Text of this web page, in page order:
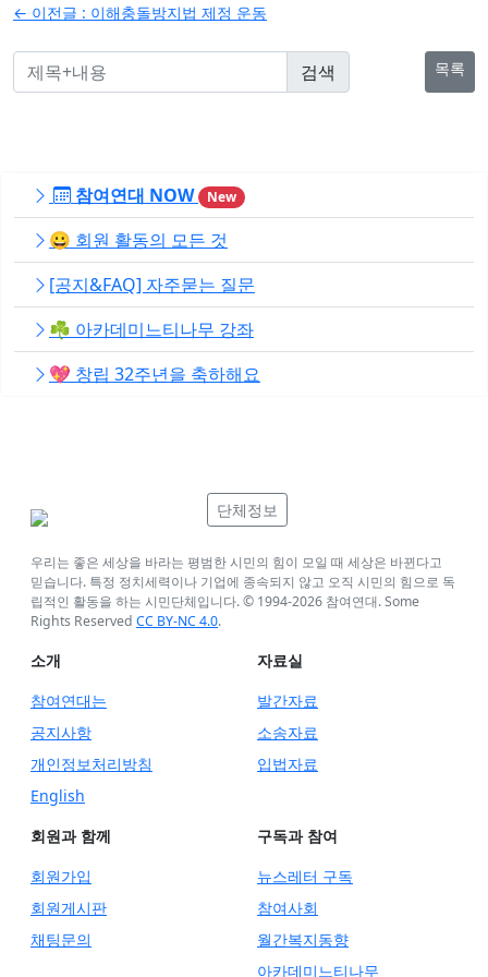
탐
색
← 이전글 : 이해충돌방지법 제정 운동
목록
참여연대 NOW New
😀 회원 활동의 모든 것
[공지&FAQ] 자주묻는 질문
☘️ 아카데미느티나무 강좌
💖 창립 32주년을 축하해요
단체정보
우리는 좋은 세상을 바라는 평범한 시민의 힘이 모일 때 세상은 바뀐다고
믿습니다. 특정 정치세력이나 기업에 종속되지 않고 오직 시민의 힘으로 독
립적인 활동을 하는 시민단체입니다. © 1994-2026 참여연대. Some
Rights Reserved CC BY-NC 4.0.
소개
참여연대는
공지사항
개인정보처리방침
English
자료실
발간자료
소송자료
입법자료
회원과 함께
회원가입
회원게시판
채팅문의
구독과 참여
뉴스레터 구독
참여사회
월간복지동향
아카데미느티나무